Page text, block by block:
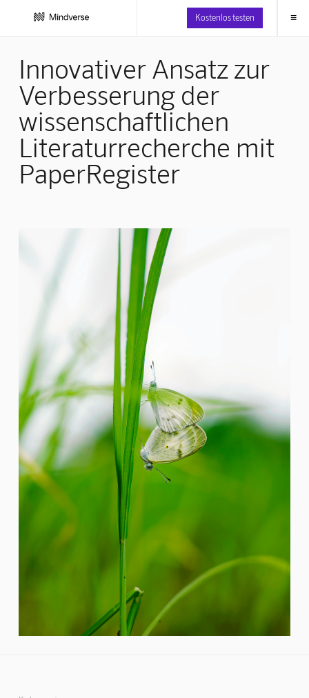
Kostenlos testen ≡
Innovativer Ansatz zur
Verbesserung der
wissenschaftlichen
Literaturrecherche mit
PaperRegister